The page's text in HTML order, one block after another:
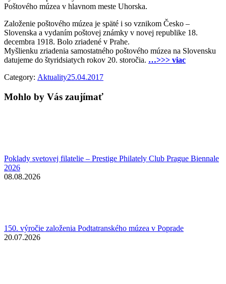
Poštového múzea v hlavnom meste Uhorska.
Založenie poštového múzea je späté i so vznikom Česko –
Slovenska a vydaním poštovej známky v novej republike 18.
decembra 1918. Bolo zriadené v Prahe.
Myšlienku zriadenia samostatného poštového múzea na Slovensku
datujeme do štyridsiatych rokov 20. storočia. …>>> viac
Category: Aktuality25.04.2017
Mohlo by Vás zaujímať
Poklady svetovej filatelie – Prestige Philately Club Prague Biennale
2026
08.08.2026
150. výročie založenia Podtatranského múzea v Poprade
20.07.2026